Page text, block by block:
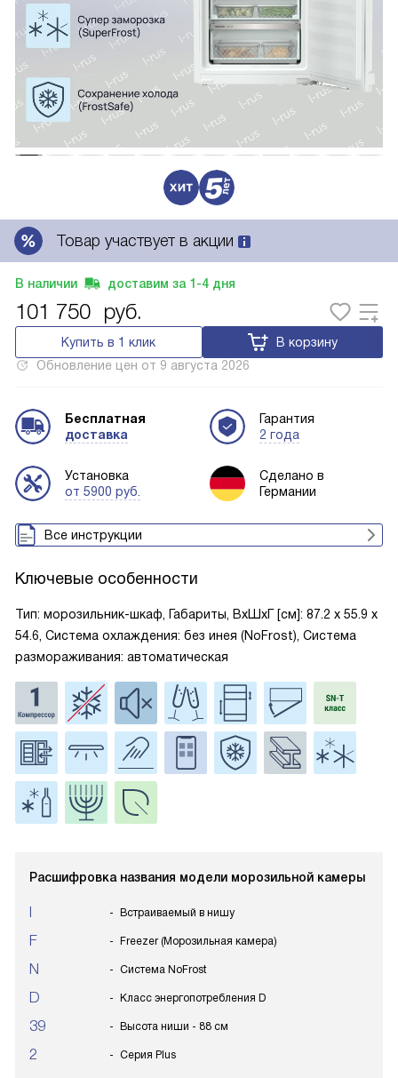
Товар участвует в акции
В наличии доставим за 1-4 дня
101 750 руб.
Купить в 1 клик
В корзину
Обновление цен от 9 августа 2026
Бесплатная
доставка
Установка
от 5900 руб.
Гарантия
2 года
Сделано в
Германии
Все инструкции
Ключевые особенности
Тип: морозильник-шкаф, Габариты, ВxШxГ [см]: 87.2 х 55.9 х
54.6, Система охлаждения: без инея (NoFrost), Система
размораживания: автоматическая
Расшифровка названия модели морозильной камеры
I Встраиваемый в нишу
F Freezer (Морозильная камера)
N Система NoFrost
D Класс энергопотребления D
39 Высота ниши - 88 см
2 Серия Plus